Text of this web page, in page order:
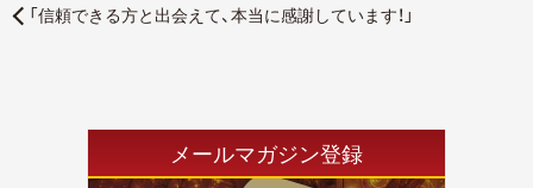
「信頼できる方と出会えて、本当に感謝しています！」
メールマガジン登録